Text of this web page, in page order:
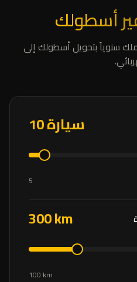
أسطولك
سنوياً بتحويل أسطولك إلى
10سيارة
5
300km
100 km